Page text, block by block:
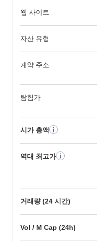
웹 사이트
자산 유형
계약 주소
탐험가
시가 총액
역대 최고가
거래량 (24 시간)
Vol / M Cap (24h)